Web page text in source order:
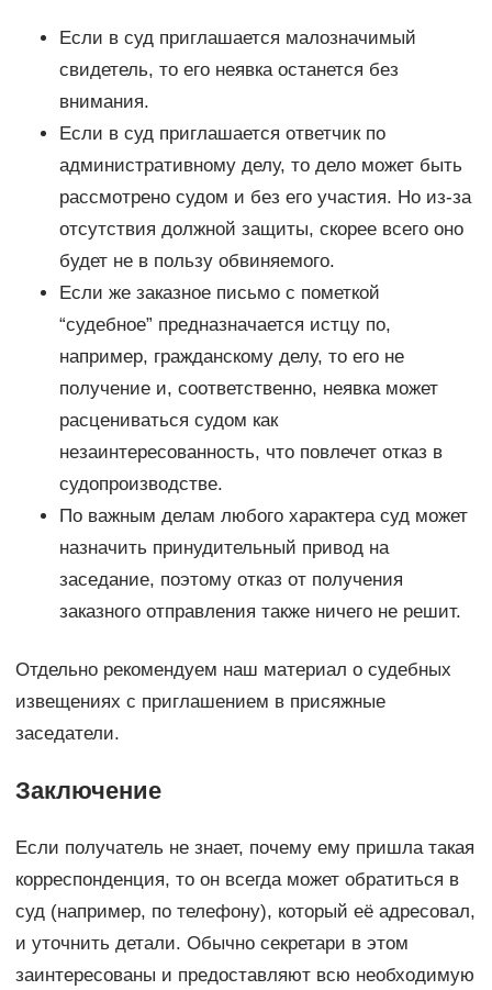
Если в суд приглашается малозначимый
свидетель, то его неявка останется без
внимания.
Если в суд приглашается ответчик по
административному делу, то дело может быть
рассмотрено судом и без его участия. Но из-за
отсутствия должной защиты, скорее всего оно
будет не в пользу обвиняемого.
Если же заказное письмо с пометкой
“судебное” предназначается истцу по,
например, гражданскому делу, то его не
получение и, соответственно, неявка может
расцениваться судом как
незаинтересованность, что повлечет отказ в
судопроизводстве.
По важным делам любого характера суд может
назначить принудительный привод на
заседание, поэтому отказ от получения
заказного отправления также ничего не решит.
Отдельно рекомендуем наш материал о судебных
извещениях с приглашением в присяжные
заседатели.
Заключение
Если получатель не знает, почему ему пришла такая
корреспонденция, то он всегда может обратиться в
суд (например, по телефону), который её адресовал,
и уточнить детали. Обычно секретари в этом
заинтересованы и предоставляют всю необходимую